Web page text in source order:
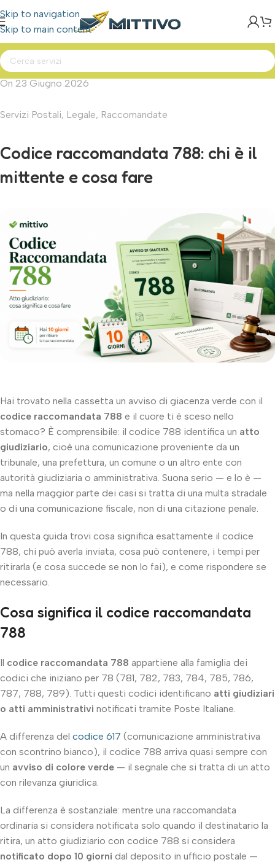
Skip to navigation
Skip to main content
On 23 Giugno 2026
Servizi Postali, Legale, Raccomandate
Codice raccomandata 788: chi è il
mittente e cosa fare
Hai trovato nella cassetta un avviso di giacenza verde con il
codice raccomandata 788 e il cuore ti è sceso nello
stomaco? È comprensibile: il codice 788 identifica un atto
giudiziario, cioè una comunicazione proveniente da un
tribunale, una prefettura, un comune o un altro ente con
autorità giudiziaria o amministrativa. Suona serio — e lo è —
ma nella maggior parte dei casi si tratta di una multa stradale
o di una comunicazione fiscale, non di una citazione penale.
In questa guida trovi cosa significa esattamente il codice
788, chi può averla inviata, cosa può contenere, i tempi per
ritirarla (e cosa succede se non lo fai), e come rispondere se
necessario.
Cosa significa il codice raccomandata
788
Il codice raccomandata 788 appartiene alla famiglia dei
codici che iniziano per 78 (781, 782, 783, 784, 785, 786,
787, 788, 789). Tutti questi codici identificano atti giudiziari
o atti amministrativi notificati tramite Poste Italiane.
A differenza del codice 617 (comunicazione amministrativa
con scontrino bianco), il codice 788 arriva quasi sempre con
un avviso di colore verde — il segnale che si tratta di un atto
con rilevanza giuridica.
La differenza è sostanziale: mentre una raccomandata
ordinaria si considera notificata solo quando il destinatario la
ritira, un atto giudiziario con codice 788 si considera
notificato dopo 10 giorni dal deposito in ufficio postale —